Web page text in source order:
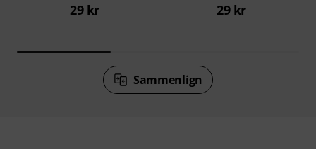
29 kr 29 kr
Sammenlign